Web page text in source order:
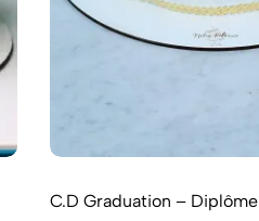
C.D Graduation – Diplôme